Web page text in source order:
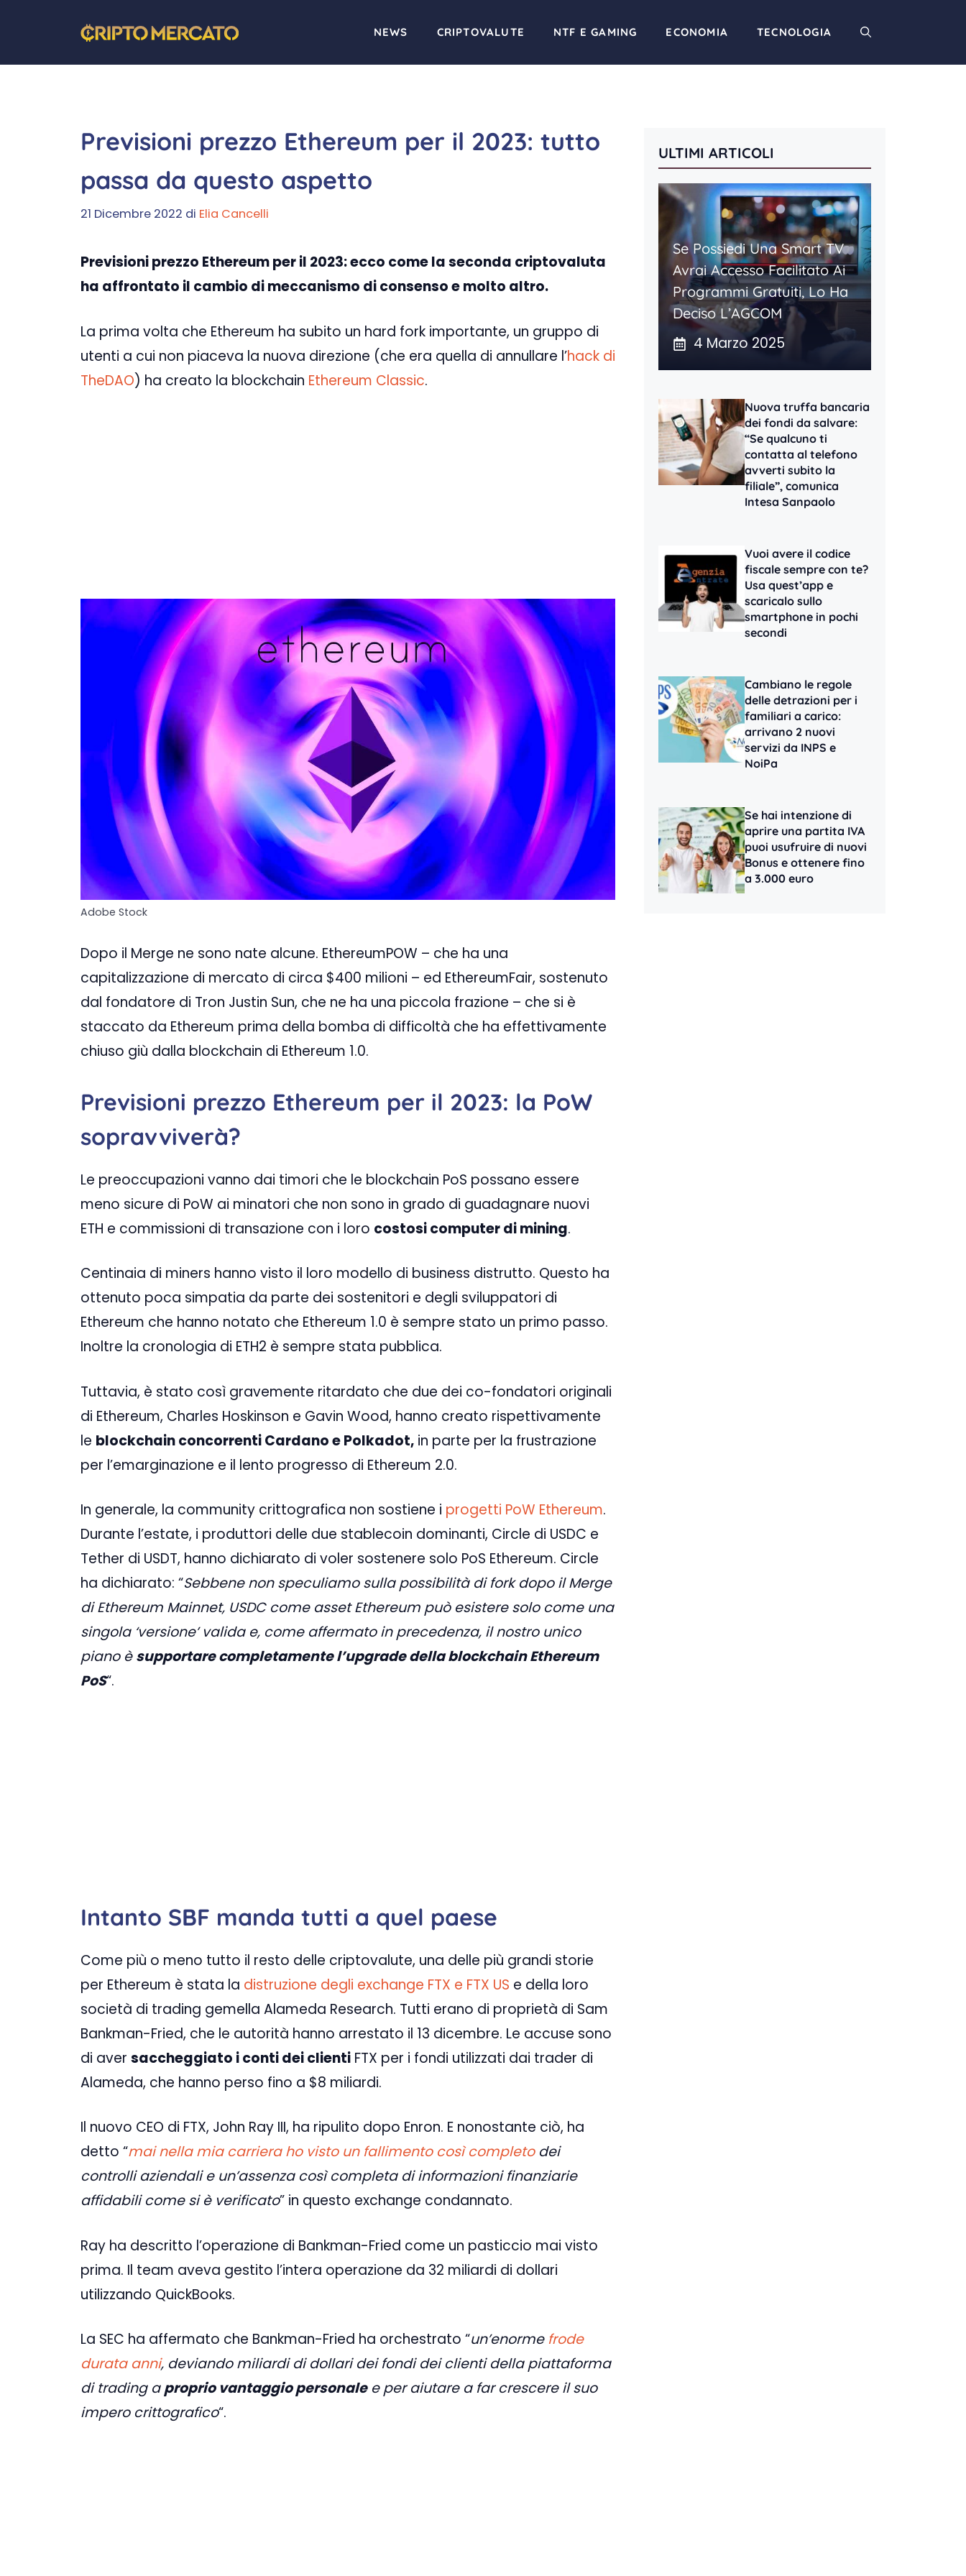
contenuto
NEWS CRIPTOVALUTE NTF E GAMING ECONOMIA TECNOLOGIA
Previsioni prezzo Ethereum per il 2023: tutto
passa da questo aspetto
21 Dicembre 2022 di Elia Cancelli
Previsioni prezzo Ethereum per il 2023: ecco come la seconda criptovaluta
ha affrontato il cambio di meccanismo di consenso e molto altro.
La prima volta che Ethereum ha subito un hard fork importante, un gruppo di
utenti a cui non piaceva la nuova direzione (che era quella di annullare l’hack di
TheDAO) ha creato la blockchain Ethereum Classic.
Adobe Stock
Dopo il Merge ne sono nate alcune. EthereumPOW – che ha una
capitalizzazione di mercato di circa $400 milioni – ed EthereumFair, sostenuto
dal fondatore di Tron Justin Sun, che ne ha una piccola frazione – che si è
staccato da Ethereum prima della bomba di difficoltà che ha effettivamente
chiuso giù dalla blockchain di Ethereum 1.0.
Previsioni prezzo Ethereum per il 2023: la PoW
sopravviverà?
Le preoccupazioni vanno dai timori che le blockchain PoS possano essere
meno sicure di PoW ai minatori che non sono in grado di guadagnare nuovi
ETH e commissioni di transazione con i loro costosi computer di mining.
Centinaia di miners hanno visto il loro modello di business distrutto. Questo ha
ottenuto poca simpatia da parte dei sostenitori e degli sviluppatori di
Ethereum che hanno notato che Ethereum 1.0 è sempre stato un primo passo.
Inoltre la cronologia di ETH2 è sempre stata pubblica.
Tuttavia, è stato così gravemente ritardato che due dei co-fondatori originali
di Ethereum, Charles Hoskinson e Gavin Wood, hanno creato rispettivamente
le blockchain concorrenti Cardano e Polkadot, in parte per la frustrazione
per l’emarginazione e il lento progresso di Ethereum 2.0.
In generale, la community crittografica non sostiene i progetti PoW Ethereum.
Durante l’estate, i produttori delle due stablecoin dominanti, Circle di USDC e
Tether di USDT, hanno dichiarato di voler sostenere solo PoS Ethereum. Circle
ha dichiarato: “Sebbene non speculiamo sulla possibilità di fork dopo il Merge
di Ethereum Mainnet, USDC come asset Ethereum può esistere solo come una
singola ‘versione’ valida e, come affermato in precedenza, il nostro unico
piano èsupportare completamente l’upgrade della blockchain Ethereum
PoS“.
Intanto SBF manda tutti a quel paese
Come più o meno tutto il resto delle criptovalute, una delle più grandi storie
per Ethereum è stata la distruzione degli exchange FTX e FTX US e della loro
società di trading gemella Alameda Research. Tutti erano di proprietà di Sam
Bankman-Fried, che le autorità hanno arrestato il 13 dicembre. Le accuse sono
di aver saccheggiato i conti dei clienti FTX per i fondi utilizzati dai trader di
Alameda, che hanno perso fino a $8 miliardi.
Il nuovo CEO di FTX, John Ray III, ha ripulito dopo Enron. E nonostante ciò, ha
detto “mai nella mia carriera ho visto un fallimento così completodei
controlli aziendali e un’assenza così completa di informazioni finanziarie
affidabili come si è verificato” in questo exchange condannato.
Ray ha descritto l’operazione di Bankman-Fried come un pasticcio mai visto
prima. Il team aveva gestito l’intera operazione da 32 miliardi di dollari
utilizzando QuickBooks.
La SEC ha affermato che Bankman-Fried ha orchestrato “un’enorme frode
durata anni, deviando miliardi di dollari dei fondi dei clienti della piattaforma
di trading aproprio vantaggio personalee per aiutare a far crescere il suo
impero crittografico“.
ULTIMI ARTICOLI
Se Possiedi Una Smart TV
Avrai Accesso Facilitato Ai
Programmi Gratuiti, Lo Ha
Deciso L’AGCOM
4 Marzo 2025
Nuova truffa bancaria
dei fondi da salvare:
“Se qualcuno ti
contatta al telefono
avverti subito la
filiale”, comunica
Intesa Sanpaolo
Vuoi avere il codice
fiscale sempre con te?
Usa quest’app e
scaricalo sullo
smartphone in pochi
secondi
Cambiano le regole
delle detrazioni per i
familiari a carico:
arrivano 2 nuovi
servizi da INPS e
NoiPa
Se hai intenzione di
aprire una partita IVA
puoi usufruire di nuovi
Bonus e ottenere fino
a 3.000 euro